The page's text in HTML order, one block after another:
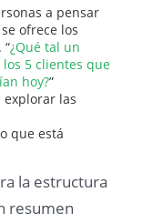
a pensar
ofrece los
¿Qué tal un
5 clientes que
hoy?”
las
que está
la estructura
resumen